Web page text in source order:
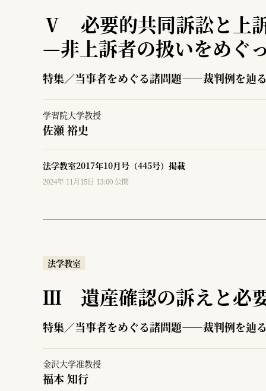
Ⅴ 必要的共同訴訟と上
—非上訴者の扱いをめぐ
特集／当事者をめぐる諸問題――裁判例を辿
学習院大学教授
佐瀬 裕史
法学教室2017年10月号（445号）掲載
2024年 11月15日 13:00 公開
法学教室
Ⅲ 遺産確認の訴えと必
特集／当事者をめぐる諸問題――裁判例を辿
金沢大学准教授
福本 知行